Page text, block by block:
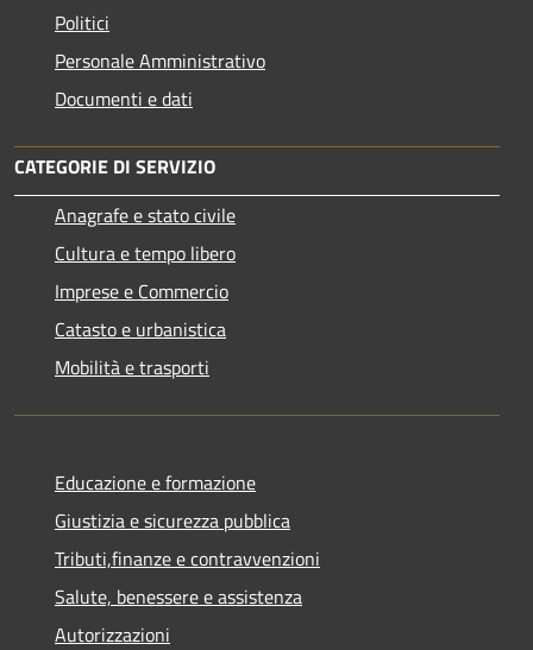
Politici
Personale Amministrativo
Documenti e dati
CATEGORIE DI SERVIZIO
Anagrafe e stato civile
Cultura e tempo libero
Imprese e Commercio
Catasto e urbanistica
Mobilità e trasporti
Educazione e formazione
Giustizia e sicurezza pubblica
Tributi,finanze e contravvenzioni
Salute, benessere e assistenza
Autorizzazioni